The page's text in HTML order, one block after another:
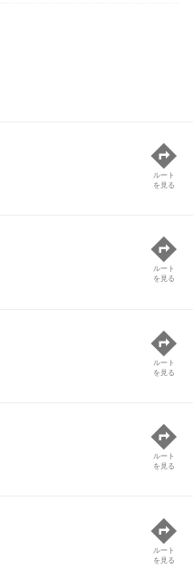
ルート
を見る
ルート
を見る
ルート
を見る
ルート
を見る
ルート
を見る